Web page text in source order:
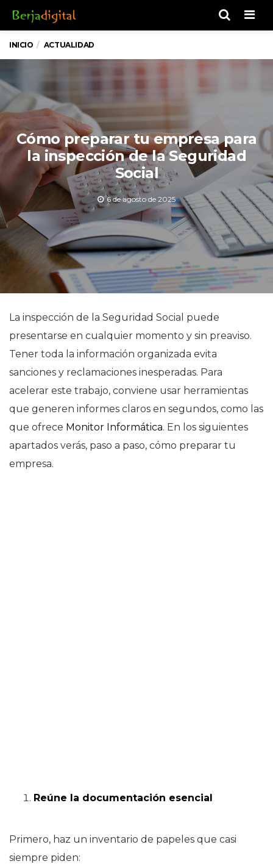
INICIO ACTUALIDAD
Cómo preparar tu empresa para
la inspección de la Seguridad
Social
6 de agosto de 2025
La inspección de la Seguridad Social puede
presentarse en cualquier momento y sin preaviso.
Tener toda la información organizada evita
sanciones y reclamaciones inesperadas. Para
acelerar este trabajo, conviene usar herramientas
que generen informes claros en segundos, como las
que ofrece Monitor Informática. En los siguientes
apartados verás, paso a paso, cómo preparar tu
empresa.
Reúne la documentación esencial
Primero, haz un inventario de papeles que casi
siempre piden: